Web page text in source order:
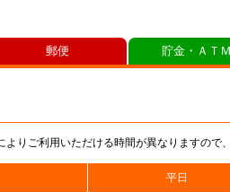
りご利用いただける時間が異なりますので
平日
郵便 貯金・ＡＴ